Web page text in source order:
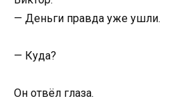
— Деньги правда уже ушли.
— Куда?
Он отвёл глаза.